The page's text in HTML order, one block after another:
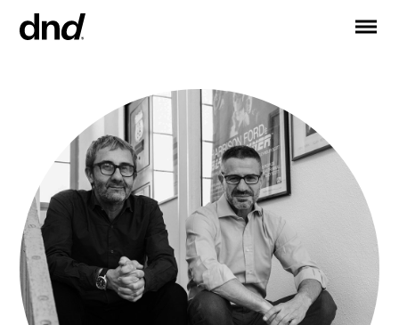
EN FR DE
PRODUITS
TOUS LES PRODUITS
Poignées de portes
Poignées de fenêtres
Barres de tirage pour portes et portes d’entrée
Poignée personnalisée
Boutons pour portes